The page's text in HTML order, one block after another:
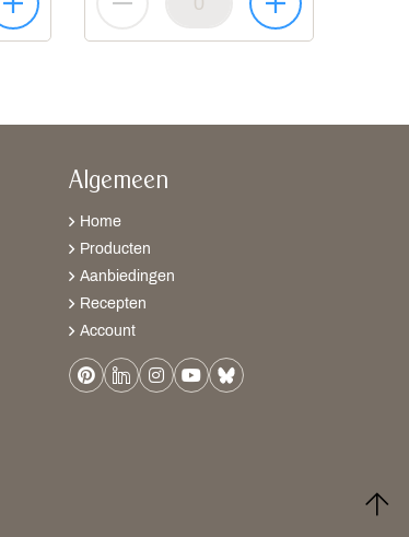
Algemeen
Home
Producten
Aanbiedingen
Recepten
Account